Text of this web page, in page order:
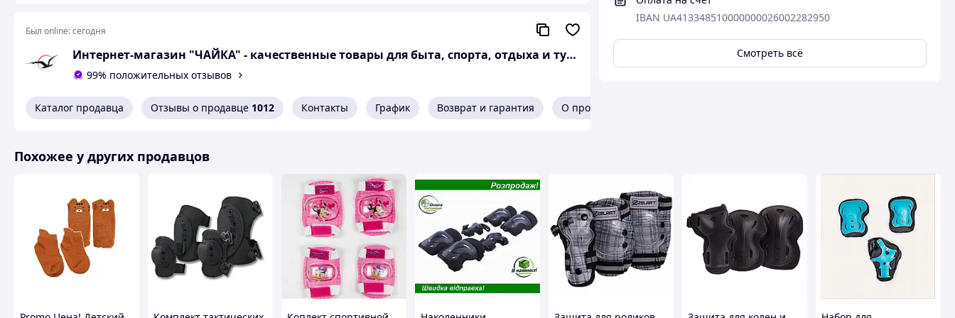
IBAN UA413348510000000026002282950
Смотреть всё
суставов от падения или ударов.
Регулируемые ремешки. Регулируемые застежки-липучки.
Стойкость к царапинам или ударам, пластик высокой твердости, мягкий дышащий
Комплектация: Наколенник - 2шт, Налокотник - 2шт, Накладки для запястья - 2шт;
Основные параметры:
Материал защитного снаряжения: Полиэтилен (ударопрочная пластмасса ) - 30%.
Полиэстер - 40%. Резина - 15%. EVA - 5% (губка, пенополиэтилен, пенопласт, ткань).
Размер: Наколенник: 13,5x13см. Налокотник: 12,5x11см. Накладки для запястья: 13,5х9см.
Вес: Комплект защиты: 600г.
Это детское снаряжение специально разработано, чтобы обеспечить идеальную защиту для
Вашего ребенка.
Был online:сегодня
Интернет-магазин "ЧАЙКА" - качественные товары для быта, спорта, отдыха и туризма.
99% положительных отзывов
Каталог продавца Отзывы о продавце 1012 Контакты График Возврат и гарантия О продавце
Похожее у других продавцов